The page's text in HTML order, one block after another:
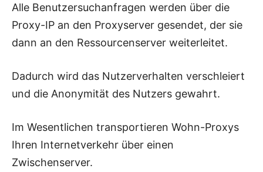
Alle Benutzersuchanfragen werden über die
Proxy-IP an den Proxyserver gesendet, der sie
dann an den Ressourcenserver weiterleitet.
Dadurch wird das Nutzerverhalten verschleiert
und die Anonymität des Nutzers gewahrt.
Im Wesentlichen transportieren Wohn-Proxys
Ihren Internetverkehr über einen
Zwischenserver.